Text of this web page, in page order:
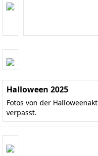
Halloween 2025
Fotos von der
verpasst.